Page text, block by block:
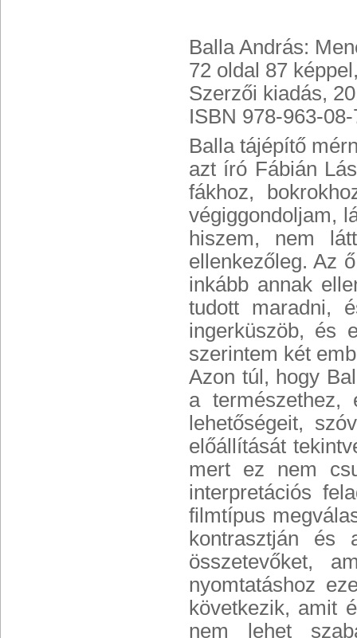
Balla András:
72 oldal 87
Szerzői kiadás,
ISBN 978-963-
Balla tájépítő
azt író Fábián
fákhoz,
végiggondoljam,
hiszem, nem
ellenkezőleg. Az
inkább annak
tudott maradni,
ingerküszöb, és
szerintem két
Azon túl, hogy
a természethez,
lehetőségeit,
előállítását
mert ez nem
interpretációs
filmtípus
kontrasztján és
összetevőket,
nyomtatáshoz
következik, amit
nem lehet